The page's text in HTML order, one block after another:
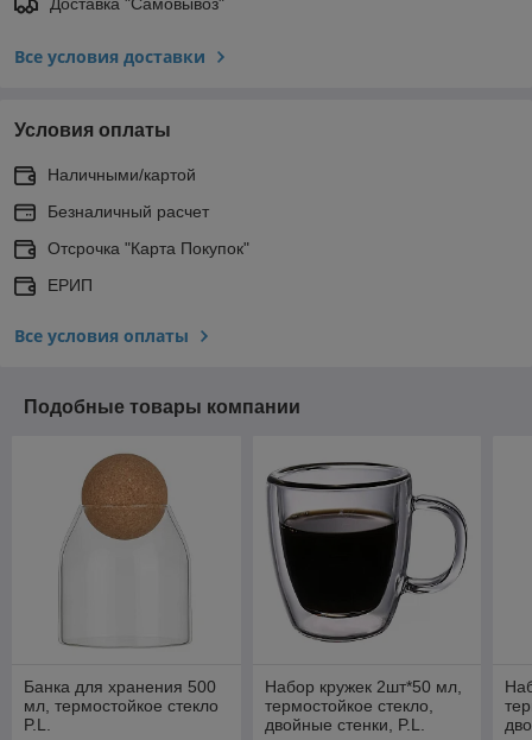
Все условия доставки
Условия оплаты
Наличными/картой
Безналичный расчет
Отсрочка "Карта Покупок"
ЕРИП
Все условия оплаты
Подобные товары компании
Банка для хранения 500
мл, термостойкое стекло
P.L.
Набор кружек 2шт*50 мл,
термостойкое стекло,
двойные стенки, P.L.